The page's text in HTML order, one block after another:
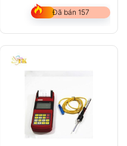
Đã bán 157